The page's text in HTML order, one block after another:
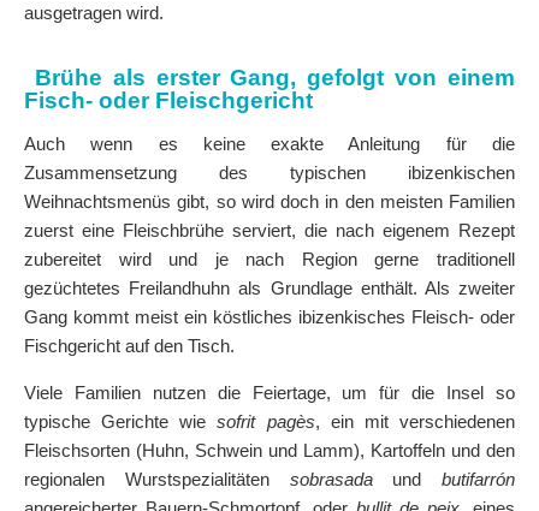
ausgetragen wird.
Brühe als erster Gang, gefolgt von einem
Fisch- oder Fleischgericht
Auch wenn es keine exakte Anleitung für die
Zusammensetzung des typischen ibizenkischen
Weihnachtsmenüs gibt, so wird doch in den meisten Familien
zuerst eine Fleischbrühe serviert, die nach eigenem Rezept
zubereitet wird und je nach Region gerne traditionell
gezüchtetes Freilandhuhn als Grundlage enthält. Als zweiter
Gang kommt meist ein köstliches ibizenkisches Fleisch- oder
Fischgericht auf den Tisch.
Viele Familien nutzen die Feiertage, um für die Insel so
typische Gerichte wiesofrit pagès, ein mit verschiedenen
Fleischsorten (Huhn, Schwein und Lamm), Kartoffeln und den
regionalen Wurstspezialitäten sobrasadaund butifarrón